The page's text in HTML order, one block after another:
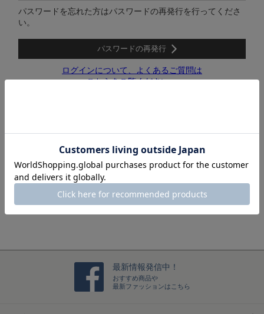
パスワードを忘れた方はパスワードの再発行を行ってくださ
い。
パスワードの再発行
ログインについて、よくあるご質問は
こちらをご覧ください。
新規メンバー登録(メルマガ会員登録)はこちら
ログインするだけで、毎回お名前や住所などを入力すること
なくスムーズにお買い物をお楽しみいただけます。
メンバー登録をする
最新情報発信中！
おすすめ商品や
最新ファッションはこちら